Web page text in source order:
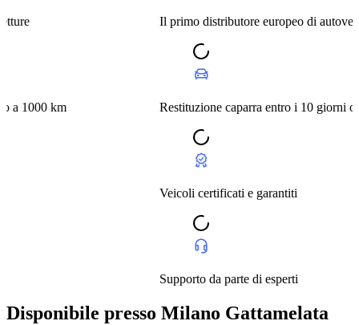
Il primo distributore europeo di autovetture
Restituzione caparra entro i 10 giorni o a 1000 km
Veicoli certificati e garantiti
Supporto da parte di esperti
Disponibile presso Milano Gattamelata